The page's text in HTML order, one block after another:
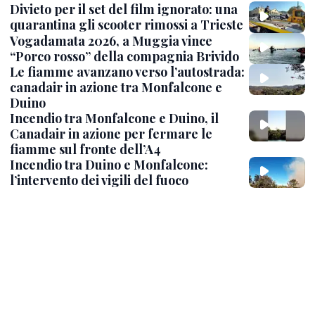
Divieto per il set del film ignorato: una
quarantina gli scooter rimossi a Trieste
Vogadamata 2026, a Muggia vince
“Porco rosso” della compagnia Brivido
Le fiamme avanzano verso l’autostrada:
canadair in azione tra Monfalcone e
Duino
Incendio tra Monfalcone e Duino, il
Canadair in azione per fermare le
fiamme sul fronte dell’A4
Incendio tra Duino e Monfalcone:
l’intervento dei vigili del fuoco